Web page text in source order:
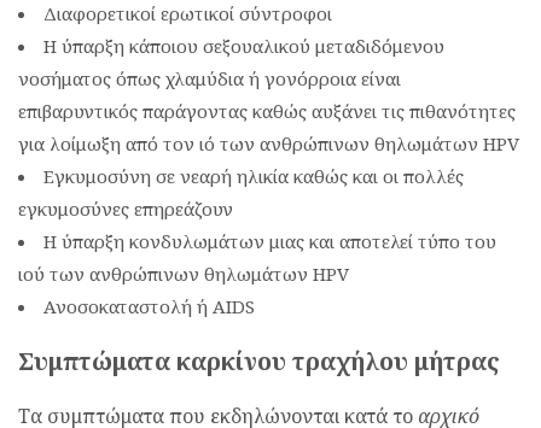
Διαφορετικοί ερωτικοί σύντροφοι
Η ύπαρξη κάποιου σεξουαλικού μεταδιδόμενου
νοσήματος όπως χλαμύδια ή γονόρροια είναι
επιβαρυντικός παράγοντας καθώς αυξάνει τις πιθανότητες
για λοίμωξη από τον ιό των ανθρώπινων θηλωμάτων HPV
Εγκυμοσύνη σε νεαρή ηλικία καθώς και οι πολλές
εγκυμοσύνες επηρεάζουν
Η ύπαρξη κονδυλωμάτων μιας και αποτελεί τύπο του
ιού των ανθρώπινων θηλωμάτων HPV
Ανοσοκαταστολή ή AIDS
Συμπτώματα καρκίνου τραχήλου μήτρας
Τα συμπτώματα που εκδηλώνονται κατά το αρχικό